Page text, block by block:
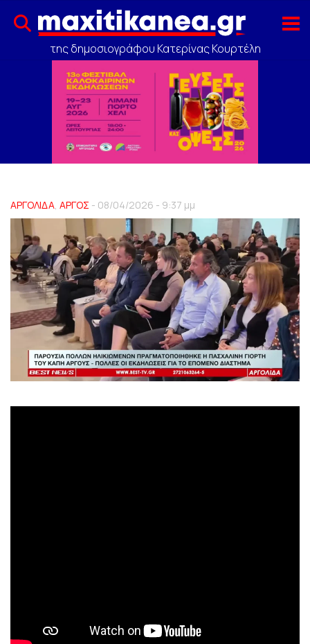
της δημοσιογράφου Κατερίνας Κουρτέλη
ΑΡΓΟΛΙΔΑ, ΑΡΓΟΣ - 08/04/2026 - 9:37 μμ